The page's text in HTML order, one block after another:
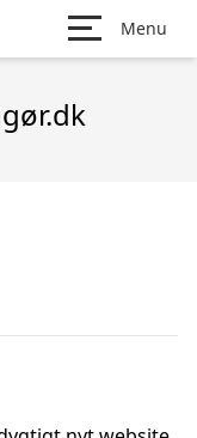
Menu